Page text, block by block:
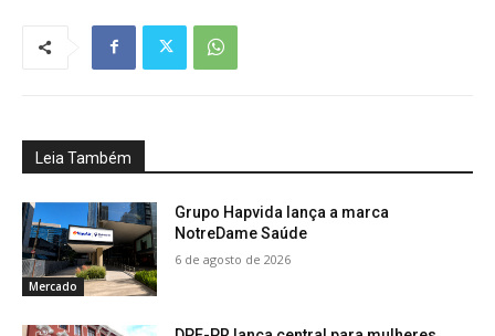
Leia Também
Mercado
Grupo Hapvida lança a marca
NotreDame Saúde
6 de agosto de 2026